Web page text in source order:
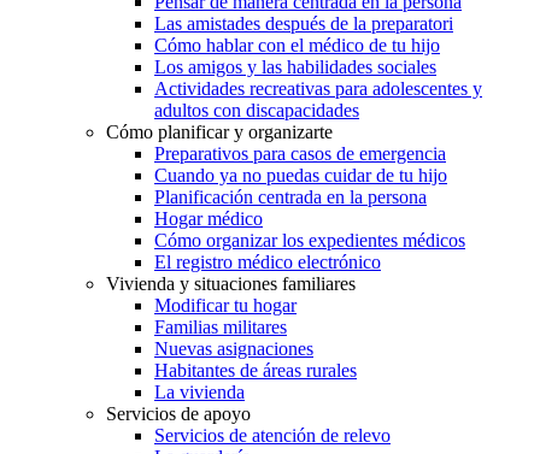
Las amistades después de la preparatori
Cómo hablar con el médico de tu hijo
Los amigos y las habilidades sociales
Actividades recreativas para adolescentes y
adultos con discapacidades
Cómo planificar y organizarte
Preparativos para casos de emergencia
Cuando ya no puedas cuidar de tu hijo
Planificación centrada en la persona
Hogar médico
Cómo organizar los expedientes médicos
El registro médico electrónico
Vivienda y situaciones familiares
Modificar tu hogar
Familias militares
Nuevas asignaciones
Habitantes de áreas rurales
La vivienda
Servicios de apoyo
Servicios de atención de relevo